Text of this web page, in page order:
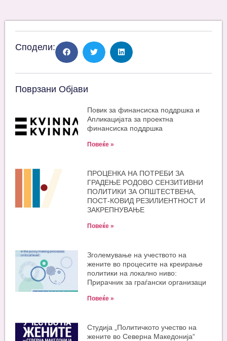
Сподели:
Поврзани Објави
Повик за финансиска поддршка и
Апликацијата за проектна
финансиска поддршка
Повеќе »
ПРОЦЕНКА НА ПОТРЕБИ ЗА
ГРАДЕЊЕ РОДОВО СЕНЗИТИВНИ
ПОЛИТИКИ ЗА ОПШТЕСТВЕНА,
ПОСТ-КОВИД РЕЗИЛИЕНТНОСТ И
ЗАКРЕПНУВАЊЕ
Повеќе »
Зголемување на учеството на
жените во процесите на креирање
политики на локално ниво:
Прирачник за граѓански организаци
Повеќе »
Студија „Политичкото учество на
жените во Северна Македонија“